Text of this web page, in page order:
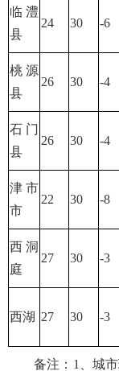
临澧
县
24 30 -6
桃源
县
26 30 -4
石门
县
26 30 -4
津市
市
22 30 -8
西洞
庭
27 30 -3
西湖 27 30 -3
备注：1、城